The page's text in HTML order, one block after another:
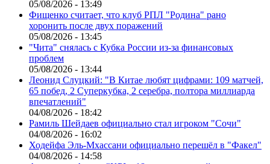
05/08/2026 - 13:49
Фищенко считает, что клуб РПЛ "Родина" рано
хоронить после двух поражений
05/08/2026 - 13:45
"Чита" снялась с Кубка России из-за финансовых
проблем
05/08/2026 - 13:44
Леонид Слуцкий: "В Китае любят цифрами: 109 матчей,
65 побед, 2 Суперкубка, 2 серебра, полтора миллиарда
впечатлений"
04/08/2026 - 18:42
Рамиль Шейдаев официально стал игроком "Сочи"
04/08/2026 - 16:02
Ходейфа Эль-Мхассани официально перешёл в "Факел"
04/08/2026 - 14:58